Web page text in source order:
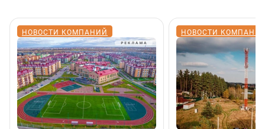
НОВОСТИ КОМПАНИЙ НОВОСТИ